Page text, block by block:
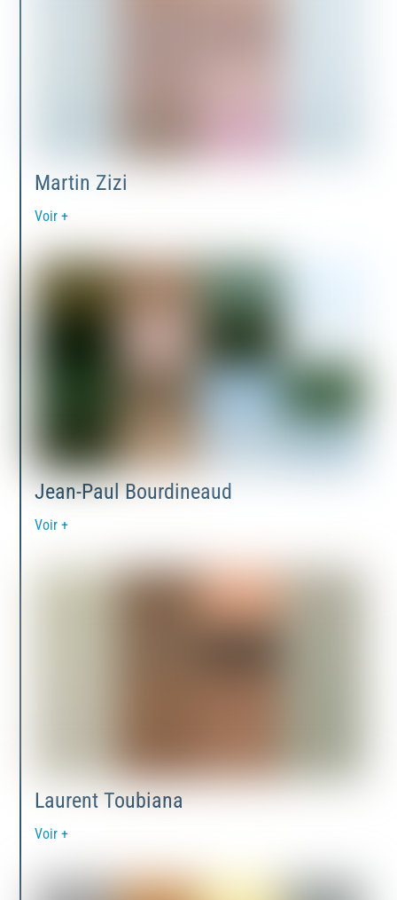
Martin Zizi
Voir +
Jean-Paul Bourdineaud
Voir +
Laurent Toubiana
Voir +